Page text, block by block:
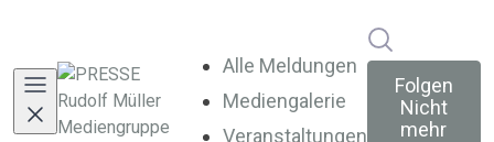
Alle Meldungen
Mediengalerie
Veranstaltungen
Folgen
Nicht
mehr